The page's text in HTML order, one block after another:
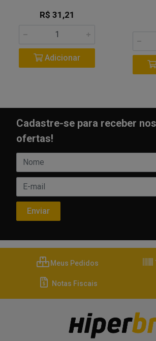
R$ 31,21
Adicionar
Cadastre-se para receber
ofertas!
Meus Pedidos
Notas Fiscais